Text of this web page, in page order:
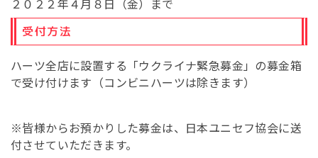
２０２２年４月８日（金）まで
受付方法
ハーツ全店に設置する「ウクライナ緊急募金」の募金箱
で受け付けます（コンビニハーツは除きます）
※皆様からお預かりした募金は、日本ユニセフ協会に送
付させていただきます。